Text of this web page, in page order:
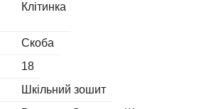
Клітинка
Скоба
18
Шкільний зошит